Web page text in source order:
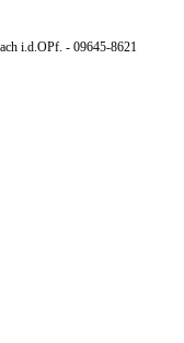
i.d.OPf. - 09645-8621